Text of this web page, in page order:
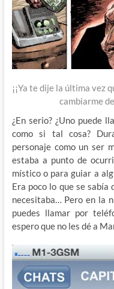
¡¡Ya te dije la última vez
cambiarme
¿En serio? ¿Uno puede
como si tal cosa?
personaje como un ser
estaba a punto de
místico o para guiar a
Era poco lo que se sabía
necesitaba… Pero en la
puedes llamar por
espero que no les dé a